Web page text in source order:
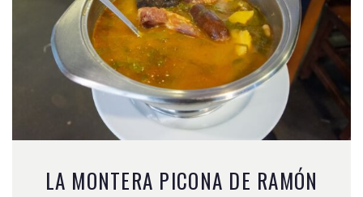
LA MONTERA PICONA DE RAMÓN